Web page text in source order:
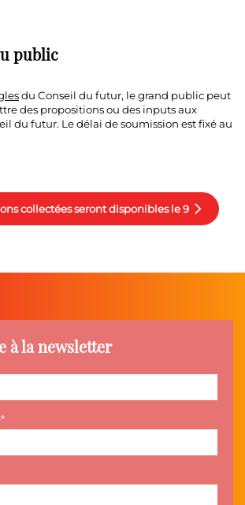
public
du Conseil du futur, le grand public peut
des propositions ou des inputs aux
du futur. Le délai de soumission est fixé au
collectées seront disponibles le 9
à la newsletter